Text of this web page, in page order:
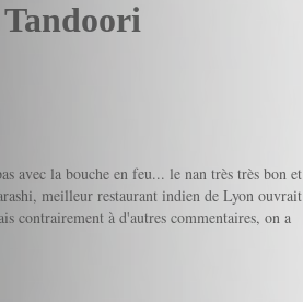
Tandoori
avec la bouche en feu... le nan très très bon et
meilleur restaurant indien de Lyon ouvrait
contrairement à d'autres commentaires, on a